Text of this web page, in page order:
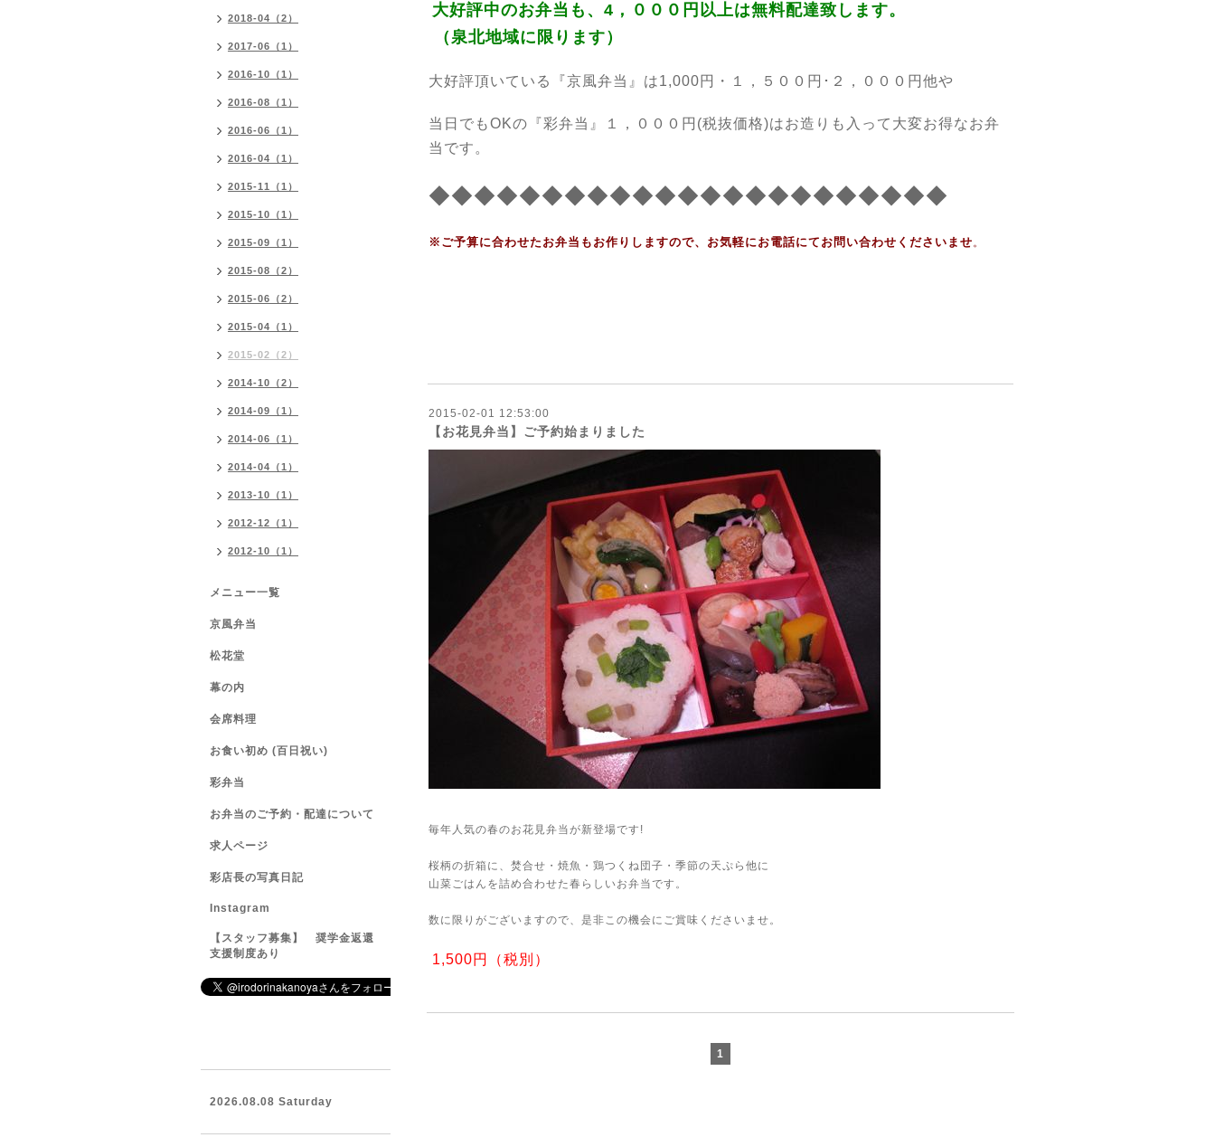
大好評中のお弁当も、4 ，０００円以上は無料配達致します。
（泉北地域に限ります）
大好評頂いている『京風弁当』は1,000円・１，５００円･２，０００円他や
当日でもOKの『彩弁当』１，０００円(税抜価格)はお造りも入って大変お得なお弁
当です。
◆◆◆◆◆◆◆◆◆◆◆◆◆◆◆◆◆◆◆◆◆◆◆
※ご予算に合わせたお弁当もお作りしますので、お気軽にお電話にてお問い合わせくださいませ。
2015-02-01 12:53:00
【お花見弁当】ご予約始まりました
毎年人気の春のお花見弁当が新登場です!
桜柄の折箱に、焚合せ・焼魚・鶏つくね団子・季節の天ぷら他に
山菜ごはんを詰め合わせた春らしいお弁当です。
数に限りがございますので、是非この機会にご賞味くださいませ。
1,500円（税別）
1
2018-04（2）
2017-06（1）
2016-10（1）
2016-08（1）
2016-06（1）
2016-04（1）
2015-11（1）
2015-10（1）
2015-09（1）
2015-08（2）
2015-06（2）
2015-04（1）
2015-02（2）
2014-10（2）
2014-09（1）
2014-06（1）
2014-04（1）
2013-10（1）
2012-12（1）
2012-10（1）
メニュー一覧
京風弁当
松花堂
幕の内
会席料理
お食い初め (百日祝い)
彩弁当
お弁当のご予約・配達について
求人ページ
彩店長の写真日記
Instagram
【スタッフ募集】 奨学金返還
支援制度あり
2026.08.08 Saturday